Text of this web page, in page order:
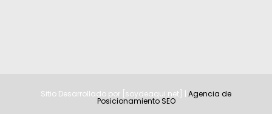
Sitio Desarrollado por [soydeaqui.net] | Agencia de
Posicionamiento SEO